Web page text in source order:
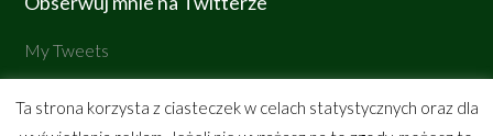
My Tweets
Ta strona korzysta z ciasteczek w celach statystycznych oraz dla